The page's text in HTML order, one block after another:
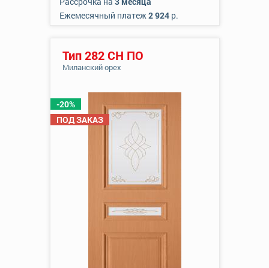
Ежемесячный платеж2 924р.
-20%
ПОД ЗАКАЗ
Тип 282 СН ПО
Миланский орех